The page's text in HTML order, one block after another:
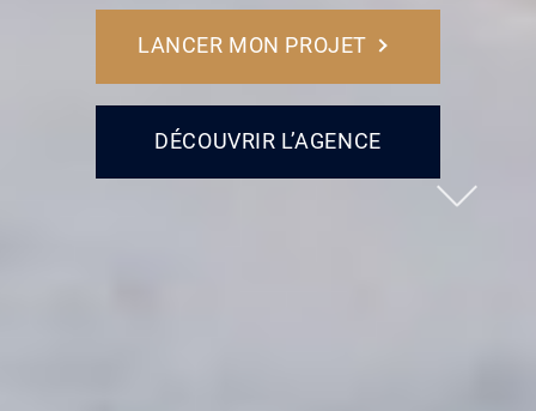
DÉCOUVRIR L’AGENCE
LANCER MON PROJET